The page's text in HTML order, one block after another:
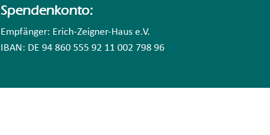
Spendenkonto:
Empfänger: Erich-Zeigner-Haus e.V.
IBAN: DE 94 860 555 92 11 002 798 96